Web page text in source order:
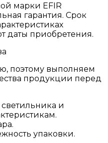
марки EFIR
гарантия. Срок
даты приобретения.
поэтому выполняем
продукции перед
и
упаковки.